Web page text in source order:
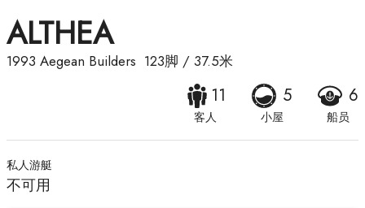
ALTHEA
1993 Aegean Builders 123脚 / 37.5米
11
客人
5
小屋
6
船员
私人游艇
不可用